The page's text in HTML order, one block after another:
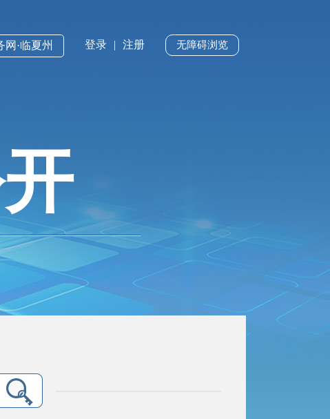
无障碍浏览
登录 | 注册
·临夏州